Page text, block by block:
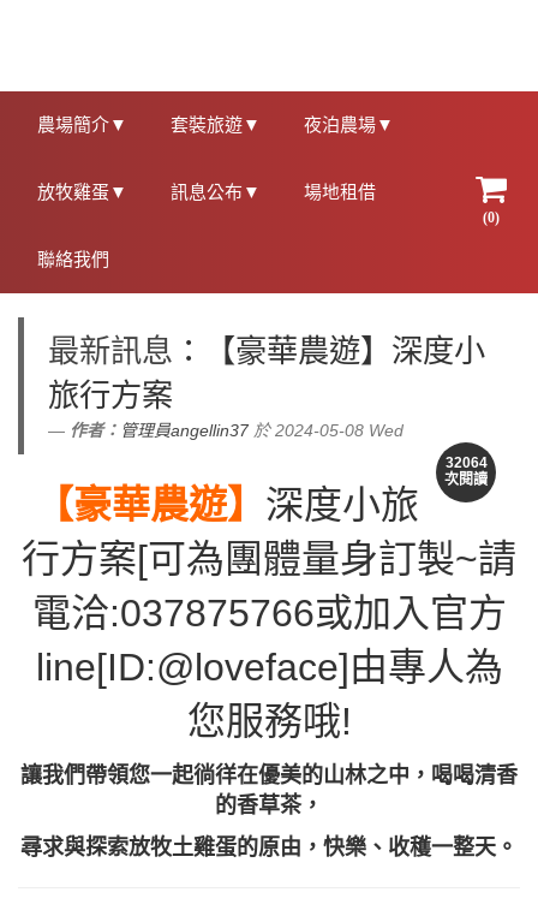
農場簡介▼ 套裝旅遊▼ 夜泊農場▼
放牧雞蛋▼ 訊息公布▼ 場地租借
聯絡我們
(0)
最新訊息 ：【豪華農遊】深度小
旅行方案
作者： 管理員angellin37 於 2024-05-08 Wed
32064
次閱讀
【豪華農遊】 深度小旅
行方案[可為團體量身訂製~請
電洽:037875766或加入官方
line[ID:@loveface]由專人為
您服務哦!
讓我們帶領您一起徜徉在優美的山林之中，喝喝清香
的香草茶，
尋求與探索放牧土雞蛋的原由，快樂、收穫一整天。